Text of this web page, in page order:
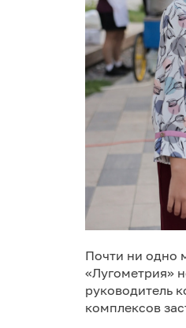
Почти ни одно
«Лугометрия»
руководитель
комплексов